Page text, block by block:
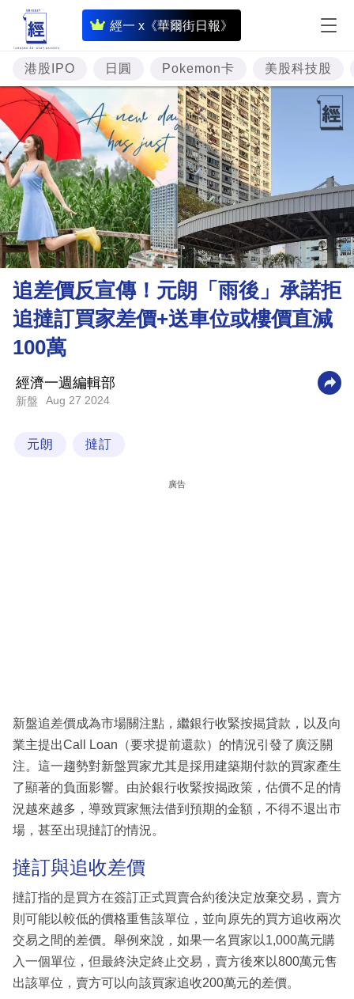
經一 x《華爾街日報》
即
時
財
經
專
題
投
資
樓
市
理
財
商
科
技
場
港股IPO 日圓 Pokemon卡 美股科技股
追差價反宣傳！元朗「雨後」承諾拒
追撻訂買家差價+送車位或樓價直減
100萬
經濟一週編輯部
新盤 Aug 27 2024
元朗 撻訂
廣告
新盤追差價成為市場關注點，繼銀行收緊按揭貸款，以及向
業主提出Call Loan（要求提前還款）的情況引發了廣泛關
注。這一趨勢對新盤買家尤其是採用建築期付款的買家產生
了顯著的負面影響。由於銀行收緊按揭政策，估價不足的情
況越來越多，導致買家無法借到預期的金額，不得不退出市
場，甚至出現撻訂的情況。
撻訂與追收差價
撻訂指的是買方在簽訂正式買賣合約後決定放棄交易，賣方
則可能以較低的價格重售該單位，並向原先的買方追收兩次
交易之間的差價。舉例來說，如果一名買家以1,000萬元購
入一個單位，但最終決定終止交易，賣方後來以800萬元售
出該單位，賣方可以向該買家追收200萬元的差價。